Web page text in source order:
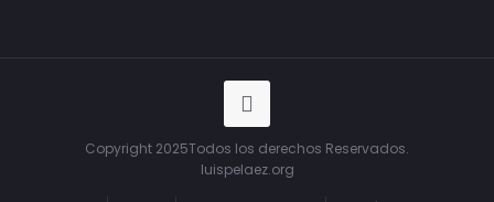
Copyright 2025Todos los derechos Reservados.
luispelaez.org